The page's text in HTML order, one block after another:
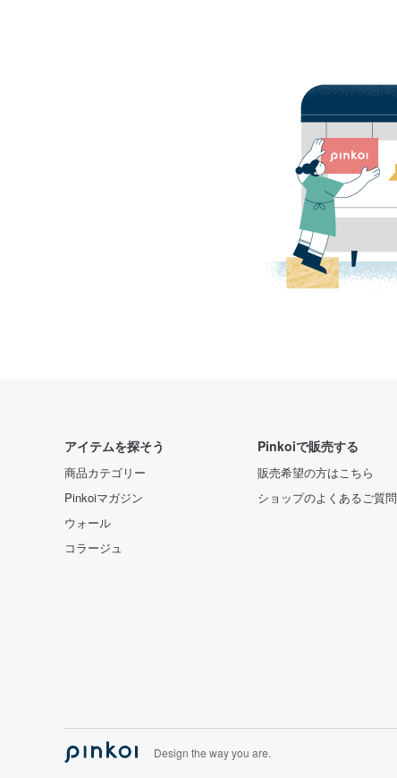
アイテムを探そう
商品カテゴリー
Pinkoiマガジン
ウォール
コラージュ
Pinkoiで販売する
販売希望の方はこちら
ショップのよくあるご質問
Design the way you are.